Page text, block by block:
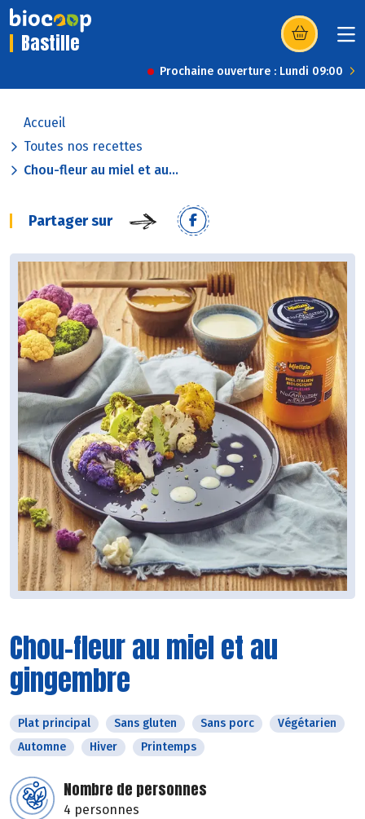
Bastille (s’ouvre dans
Prochaine ouverture : Lundi 09:00
Accueil
Toutes nos recettes
Chou-fleur au miel et au...
Partager sur
Chou-fleur au miel et au
gingembre
Plat principal Sans gluten Sans porc
Végétarien
Automne
Hiver Printemps
Nombre de personnes
4 personnes